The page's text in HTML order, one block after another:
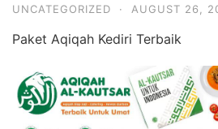
UNCATEGORIZED · AUGUST 26,
Paket Aqiqah Kediri Terbaik